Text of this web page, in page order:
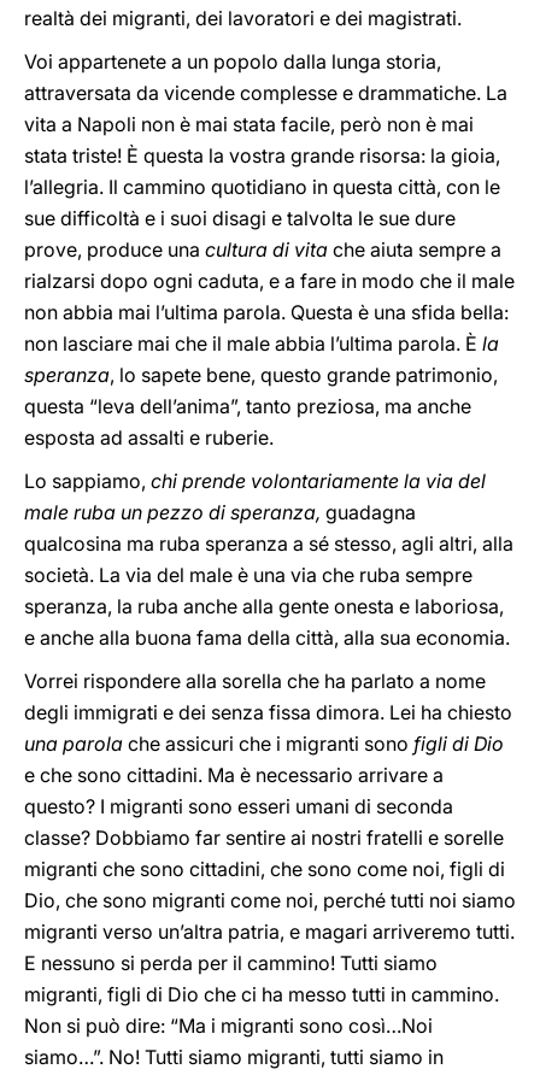
realtà dei migranti, dei lavoratori e dei magistrati.
Voi appartenete a un popolo dalla lunga storia,
attraversata da vicende complesse e drammatiche. La
vita a Napoli non è mai stata facile, però non è mai
stata triste! È questa la vostra grande risorsa: la gioia,
l’allegria. Il cammino quotidiano in questa città, con le
sue difficoltà e i suoi disagi e talvolta le sue dure
prove, produce una cultura di vita che aiuta sempre a
rialzarsi dopo ogni caduta, e a fare in modo che il male
non abbia mai l’ultima parola. Questa è una sfida bella:
non lasciare mai che il male abbia l’ultima parola. È la
speranza, lo sapete bene, questo grande patrimonio,
questa “leva dell’anima”, tanto preziosa, ma anche
esposta ad assalti e ruberie.
Lo sappiamo, chi prende volontariamente la via del
male ruba un pezzo di speranza, guadagna
qualcosina ma ruba speranza a sé stesso, agli altri, alla
società. La via del male è una via che ruba sempre
speranza, la ruba anche alla gente onesta e laboriosa,
e anche alla buona fama della città, alla sua economia.
Vorrei rispondere alla sorella che ha parlato a nome
degli immigrati e dei senza fissa dimora. Lei ha chiesto
una parola che assicuri che i migranti sono figli di Dio
e che sono cittadini. Ma è necessario arrivare a
questo? I migranti sono esseri umani di seconda
classe? Dobbiamo far sentire ai nostri fratelli e sorelle
migranti che sono cittadini, che sono come noi, figli di
Dio, che sono migranti come noi, perché tutti noi siamo
migranti verso un’altra patria, e magari arriveremo tutti.
E nessuno si perda per il cammino! Tutti siamo
migranti, figli di Dio che ci ha messo tutti in cammino.
Non si può dire: “Ma i migranti sono così…Noi
siamo…”. No! Tutti siamo migranti, tutti siamo in